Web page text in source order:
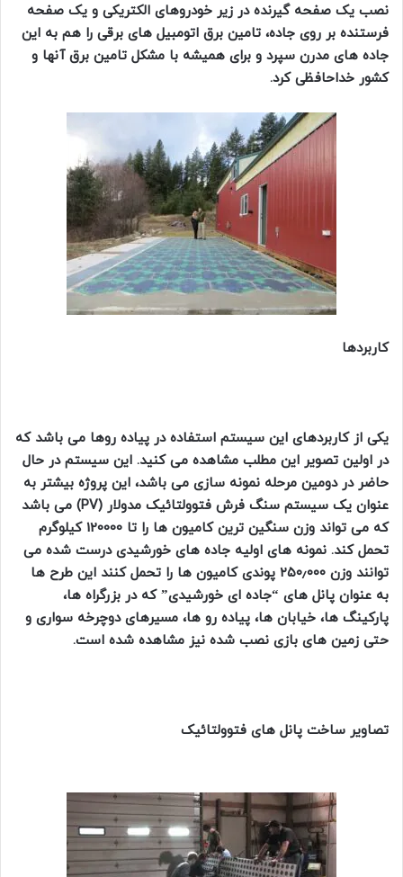
نصب یک صفحه گیرنده در زیر خودروهای الکتریکی و یک صفحه
فرستنده بر روی جاده، تامین برق اتومبیل های برقی را هم به این
جاده های مدرن سپرد و برای همیشه با مشکل تامین برق آنها و
کشور خداحافظی کرد.
کاربردها
یکی از کاربردهای این سیستم استفاده در پیاده روها می باشد که
در اولین تصویر این مطلب مشاهده می کنید. این سیستم در حال
حاضر در دومین مرحله نمونه سازی می باشد، این پروژه بیشتر به
عنوان یک سیستم سنگ فرش فتوولتائیک مدولار (PV) می باشد
که می تواند وزن سنگین ترین کامیون ها را تا 120000 کیلوگرم
تحمل کند. نمونه های اولیه جاده های خورشیدی درست شده می
توانند وزن ۲۵۰٫۰۰۰ پوندی کامیون ها را تحمل کنند این طرح ها
به عنوان پانل های “جاده ای خورشیدی” که در بزرگراه ها،
پارکینگ ها، خیابان ها، پیاده رو ها، مسیرهای دوچرخه سواری و
حتی زمین های بازی نصب شده نیز مشاهده شده است.
تصاویر ساخت پانل های فتوولتائیک